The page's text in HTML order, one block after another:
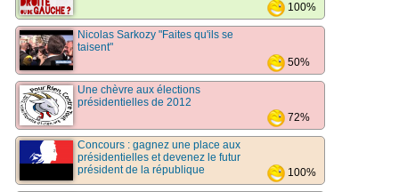
100%
Nicolas Sarkozy "Faites qu'ils se
taisent"
50%
Une chèvre aux élections
présidentielles de 2012
72%
Concours : gagnez une place aux
présidentielles et devenez le futur
président de la république
100%